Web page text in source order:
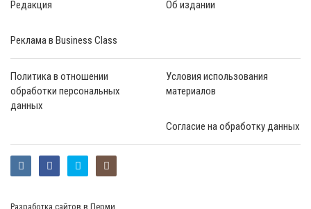
Редакция Об издании
Реклама в Business Class
Политика в отношении
обработки персональных
данных
Условия использования
материалов
Согласие на обработку данных
Разработка сайтов в Перми